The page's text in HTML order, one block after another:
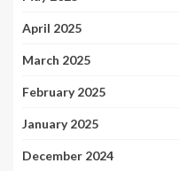
April 2025
March 2025
February 2025
January 2025
December 2024